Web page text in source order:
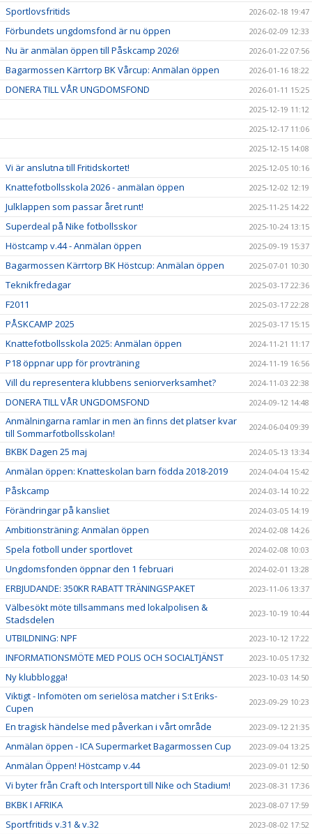
Sportlovsfritids 2026-02-18 19:47
Förbundets ungdomsfond är nu öppen 2026-02-09 12:33
Nu är anmälan öppen till Påskcamp 2026! 2026-01-22 07:56
Bagarmossen Kärrtorp BK Vårcup: Anmälan öppen 2026-01-16 18:22
DONERA TILL VÅR UNGDOMSFOND
2026-01-11 15:25
2025-12-19 11:12
2025-12-17 11:06
2025-12-15 14:08
Vi är anslutna till Fritidskortet! 2025-12-05 10:16
Knattefotbollsskola 2026 - anmälan öppen 2025-12-02 12:19
Julklappen som passar året runt! 2025-11-25 14:22
Superdeal på Nike fotbollsskor 2025-10-24 13:15
Höstcamp v.44 - Anmälan öppen 2025-09-19 15:37
Bagarmossen Kärrtorp BK Höstcup: Anmälan öppen 2025-07-01 10:30
Teknikfredagar 2025-03-17 22:36
F2011 2025-03-17 22:28
PÅSKCAMP 2025 2025-03-17 15:15
Knattefotbollsskola 2025: Anmälan öppen 2024-11-21 11:17
P18 öppnar upp för provträning 2024-11-19 16:56
Vill du representera klubbens seniorverksamhet? 2024-11-03 22:38
DONERA TILL VÅR UNGDOMSFOND 2024-09-12 14:48
Anmälningarna ramlar in men än finns det platser kvar
till Sommarfotbollsskolan!
2024-06-04 09:39
BKBK Dagen 25 maj 2024-05-13 13:34
Anmälan öppen: Knatteskolan barn födda 2018-2019 2024-04-04 15:42
Påskcamp 2024-03-14 10:22
Förändringar på kansliet 2024-03-05 14:19
Ambitionsträning: Anmälan öppen 2024-02-08 14:26
Spela fotboll under sportlovet 2024-02-08 10:03
Ungdomsfonden öppnar den 1 februari 2024-02-01 13:28
ERBJUDANDE: 350KR RABATT TRÄNINGSPAKET 2023-11-06 13:37
Välbesökt möte tillsammans med lokalpolisen &
Stadsdelen
2023-10-19 10:44
UTBILDNING: NPF 2023-10-12 17:22
INFORMATIONSMÖTE MED POLIS OCH SOCIALTJÄNST 2023-10-05 17:32
Ny klubblogga! 2023-10-03 14:50
Viktigt - Infomöten om serielösa matcher i S:t Eriks-
Cupen
2023-09-29 10:23
En tragisk händelse med påverkan i vårt område 2023-09-12 21:35
Anmälan öppen - ICA Supermarket Bagarmossen Cup 2023-09-04 13:25
Anmälan Öppen! Höstcamp v.44 2023-09-01 12:50
Vi byter från Craft och Intersport till Nike och Stadium! 2023-08-31 17:36
BKBK I AFRIKA 2023-08-07 17:59
Sportfritids v.31 & v.32 2023-08-02 17:52